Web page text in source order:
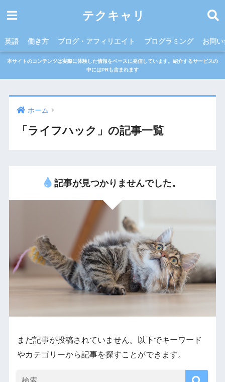
テクキャリ
英語 働き方 ブログ・アフィリエイト プログラミング お問
本サイトのコンテンツは実際に体験した情報をベースに発信しています。紹介するサービスの
中にはPRも含まれます
ホーム
「ライフハック」の記事一覧
記事が見つかりませんでした。
まだ記事が投稿されていません。以下でキーワード
やカテゴリーから記事を探すことができます。